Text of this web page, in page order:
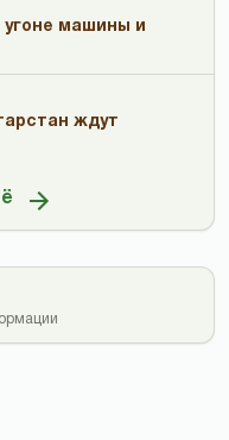
угоне машины и
ждут